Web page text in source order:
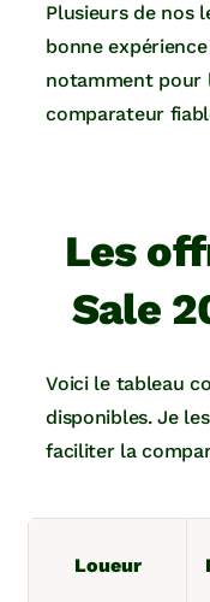
Plusieurs de nos
bonne
notamment pour
comparateur
Les
Sale
Voici le tableau
disponibles. Je
faciliter la
Loueur